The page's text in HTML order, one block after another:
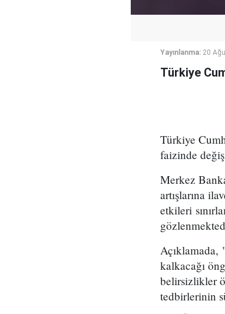
Yayınlanma: 20
Türkiye
Türkiye
faizinde
Merkez
artışlarına
etkileri
Açıklamada,
kalkacağı
belirsizlikler
tedbirlerinin